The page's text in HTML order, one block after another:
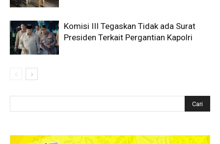
Komisi III Tegaskan Tidak ada Surat
Presiden Terkait Pergantian Kapolri